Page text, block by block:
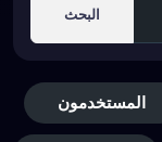
البحث
المستخدمون